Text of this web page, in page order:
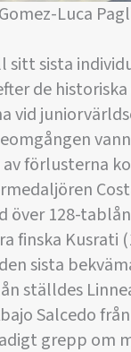
Luca
sitt sista
de
vid
av förlusterna
över 128-
finska Kusrati
sista
ställdes
Salcedo
grepp om